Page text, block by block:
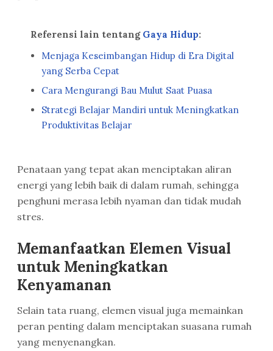
Referensi lain tentang Gaya Hidup:
Menjaga Keseimbangan Hidup di Era Digital
yang Serba Cepat
Cara Mengurangi Bau Mulut Saat Puasa
Strategi Belajar Mandiri untuk Meningkatkan
Produktivitas Belajar
Penataan yang tepat akan menciptakan aliran
energi yang lebih baik di dalam rumah, sehingga
penghuni merasa lebih nyaman dan tidak mudah
stres.
Memanfaatkan Elemen Visual
untuk Meningkatkan
Kenyamanan
Selain tata ruang, elemen visual juga memainkan
peran penting dalam menciptakan suasana rumah
yang menyenangkan.